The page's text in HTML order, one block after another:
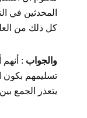
المحدثين في
كل ذلك من
والجواب :
تسليمهم بكون
يتعذر الجمع